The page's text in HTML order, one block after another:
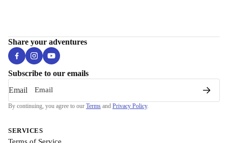
Share your adventures
Subscribe to our emails
Email
By continuing, you agree to our Terms and Privacy Policy.
SERVICES
Terms of Service